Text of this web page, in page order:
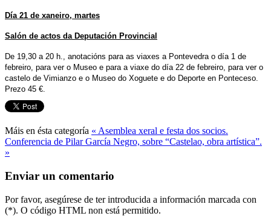
Día 21 de xaneiro, martes
Salón de actos da Deputación Provincial
De 19,30 a 20 h., anotacións para as viaxes a Pontevedra o día 1 de
febreiro, para ver o Museo e para a viaxe do día 22 de febreiro, para ver o
castelo de Vimianzo e o Museo do Xoguete e do Deporte en Ponteceso.
Prezo 45 €.
Máis en ésta categoría « Asemblea xeral e festa dos socios.
Conferencia de Pilar García Negro, sobre “Castelao, obra artística”.
»
Enviar un comentario
Por favor, asegúrese de ter introducida a información marcada con
(*). O código HTML non está permitido.